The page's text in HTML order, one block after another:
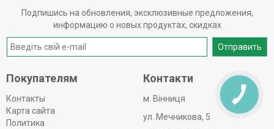
Подпишись на обновления, эксклюзивные предложения,
информацию о новых продуктах, скидках
Отправить
Покупателям
Контакты
Карта сайта
Политика
Контакти
м. Вінниця
ул. Мечникова, 5
КНОПКА
ЗВ'ЯЗКУ